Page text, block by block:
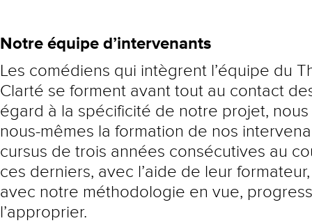
Notre équipe d’intervenants
Les comédiens qui intègrent l’équipe du
Clarté se forment avant tout au contact
égard à la spécificité de notre projet,
nous-mêmes la formation de nos
cursus de trois années consécutives au
ces derniers, avec l’aide de leur
avec notre méthodologie en vue,
l’approprier.